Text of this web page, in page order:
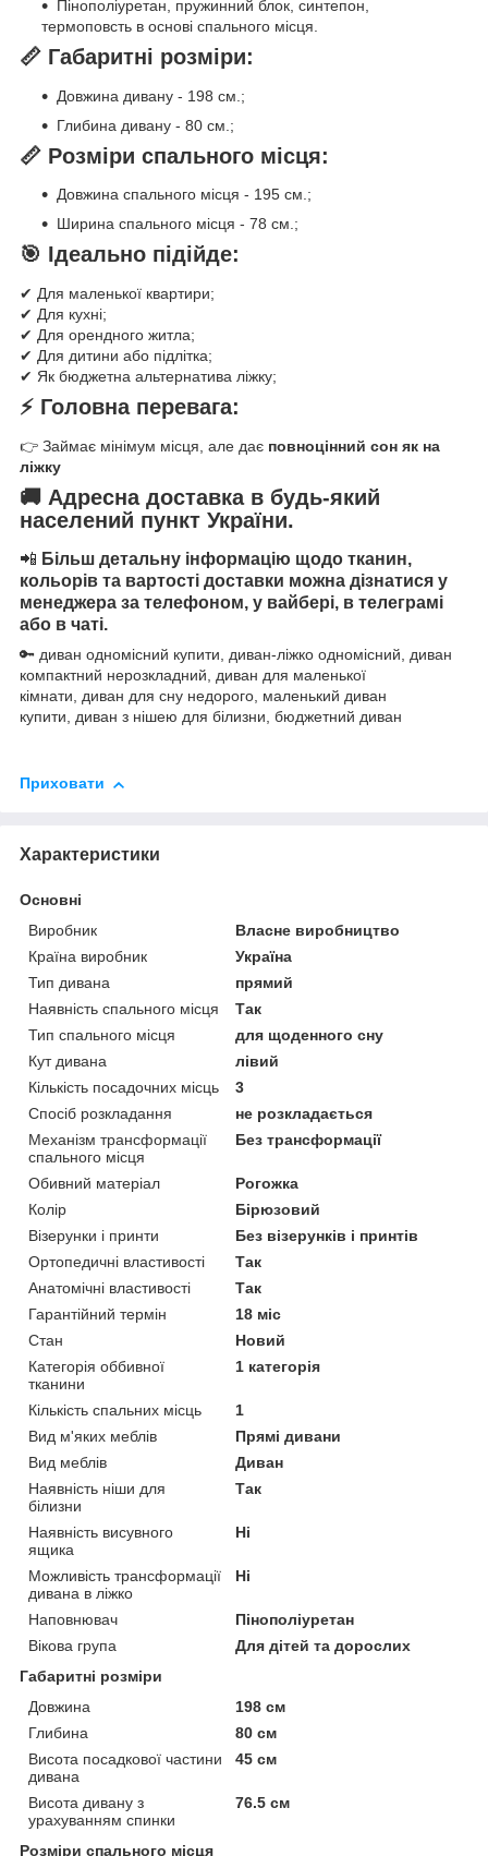
Пінополіуретан, пружинний блок, синтепон,
термоповсть в основі спального місця.
📏 Габаритні розміри:
Довжина дивану - 198 см.;
Глибина дивану - 80 см.;
📏 Розміри спального місця:
Довжина спального місця - 195 см.;
Ширина спального місця - 78 см.;
🎯 Ідеально підійде:
✔ Для маленької квартири;
✔ Для кухні;
✔ Для орендного житла;
✔ Для дитини або підлітка;
✔ Як бюджетна альтернатива ліжку;
⚡ Головна перевага:
👉 Займає мінімум місця, але дає повноцінний сон як на
ліжку
🚚 Адресна доставка в будь-який
населений пункт України.
📲 Більш детальну інформацію щодо тканин,
кольорів та вартості доставки можна дізнатися у
менеджера за телефоном, у вайбері, в телеграмі
або в чаті.
🔑 диван одномісний купити, диван-ліжко одномісний, диван
компактний нерозкладний, диван для маленької
кімнати, диван для сну недорого, маленький диван
купити, диван з нішею для білизни, бюджетний диван
Приховати
Характеристики
Основні
Виробник
Власне виробництво
Країна виробник
Україна
Тип дивана
прямий
Наявність спального місця
Так
Тип спального місця
для щоденного сну
Кут дивана
лівий
Кількість посадочних місць
3
Спосіб розкладання
не розкладається
Механізм трансформації
спального місця
Без трансформації
Обивний матеріал
Рогожка
Колір
Бірюзовий
Візерунки і принти
Без візерунків і принтів
Ортопедичні властивості
Так
Анатомічні властивості
Так
Гарантійний термін
18 міс
Стан
Новий
Категорія оббивної
тканини
1 категорія
Кількість спальних місць
1
Вид м'яких меблів
Прямі дивани
Вид меблів
Диван
Наявність ніши для
білизни
Так
Наявність висувного
ящика
Ні
Можливість трансформації
дивана в ліжко
Ні
Наповнювач
Пінополіуретан
Вікова група
Для дітей та дорослих
Габаритні розміри
Довжина
198 см
Глибина
80 см
Висота посадкової частини
дивана
45 см
Висота дивану з
урахуванням спинки
76.5 см
Розміри спального місця